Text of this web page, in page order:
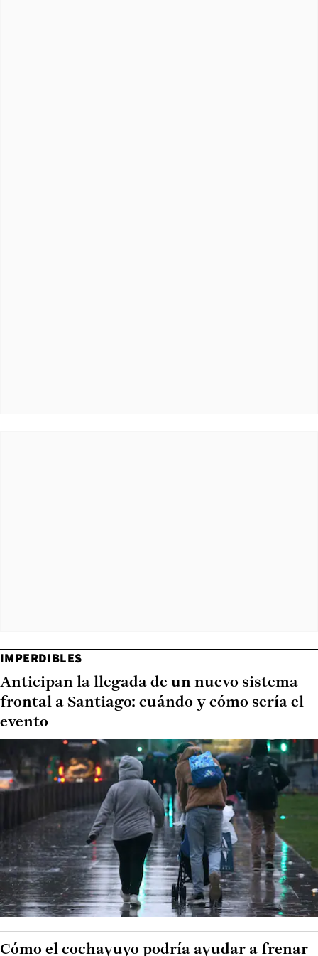
IMPERDIBLES
Anticipan la llegada de un nuevo sistema
frontal a Santiago: cuándo y cómo sería el
evento
Cómo el cochayuyo podría ayudar a frenar